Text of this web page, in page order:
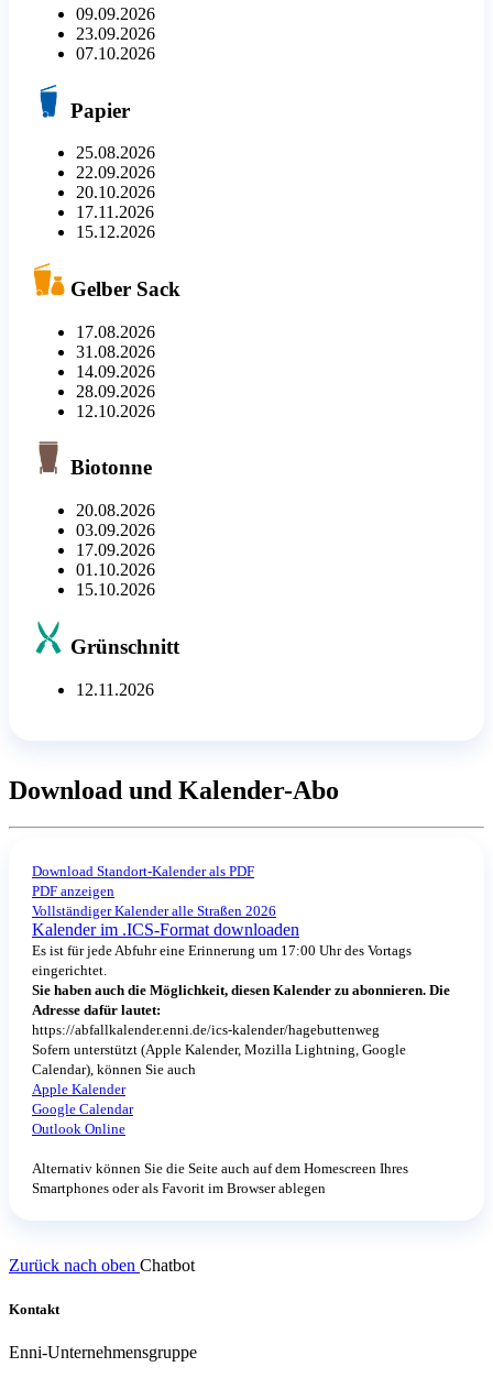
09.09.2026
23.09.2026
07.10.2026
Papier
25.08.2026
22.09.2026
20.10.2026
17.11.2026
15.12.2026
Gelber Sack
17.08.2026
31.08.2026
14.09.2026
28.09.2026
12.10.2026
Biotonne
20.08.2026
03.09.2026
17.09.2026
01.10.2026
15.10.2026
Grünschnitt
12.11.2026
Download und Kalender-Abo
Download Standort-Kalender als PDF
PDF anzeigen
Vollständiger Kalender alle Straßen 2026
Kalender im .ICS-Format downloaden
Es ist für jede Abfuhr eine Erinnerung um 17:00 Uhr des Vortags
eingerichtet.
Sie haben auch die Möglichkeit, diesen Kalender zu abonnieren. Die
Adresse dafür lautet:
https://abfallkalender.enni.de/ics-kalender/hagebuttenweg
Sofern unterstützt (Apple Kalender, Mozilla Lightning, Google
Calendar), können Sie auch
Apple Kalender
Google Calendar
Outlook Online
Alternativ können Sie die Seite auch auf dem Homescreen Ihres
Smartphones oder als Favorit im Browser ablegen
Zurück nach oben Chatbot
Kontakt
Enni-Unternehmensgruppe